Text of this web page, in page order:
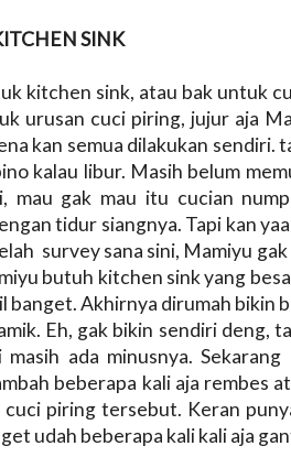
SINK
kitchen sink, atau bak untuk
urusan cuci piring, jujur aja
kan semua dilakukan sendiri.
kalau libur. Masih belum
mau gak mau itu cucian
tidur siangnya. Tapi kan
survey sana sini, Mamiyu
butuh kitchen sink yang
banget. Akhirnya dirumah bikin
Eh, gak bikin sendiri deng,
masih ada minusnya.
beberapa kali aja rembes
cuci piring tersebut. Keran
udah beberapa kali kali aja